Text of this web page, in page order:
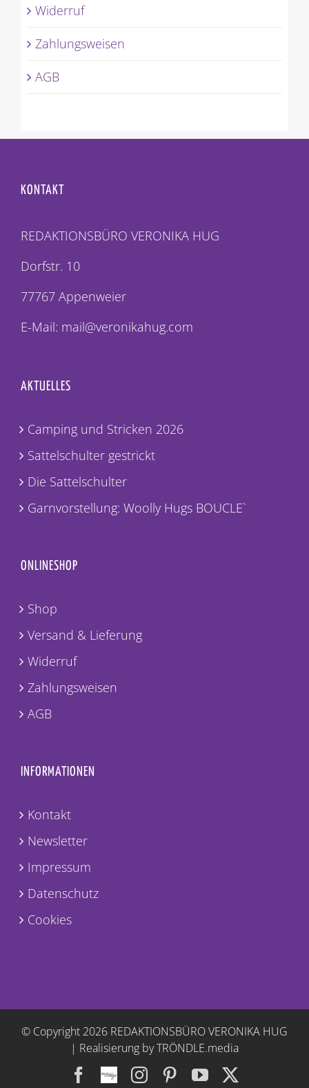
Widerruf
Zahlungsweisen
AGB
KONTAKT
REDAKTIONSBÜRO VERONIKA HUG
Dorfstr. 10
77767 Appenweier
E-Mail: mail@veronikahug.com
AKTUELLES
Camping und Stricken 2026
Sattelschulter gestrickt
Die Sattelschulter
Garnvorstellung: Woolly Hugs BOUCLE`
ONLINESHOP
Shop
Versand & Lieferung
Widerruf
Zahlungsweisen
AGB
INFORMATIONEN
Kontakt
Newsletter
Impressum
Datenschutz
Cookies
© Copyright 2026 REDAKTIONSBÜRO VERONIKA HUG
| Realisierung by TRÖNDLE.media
Facebook